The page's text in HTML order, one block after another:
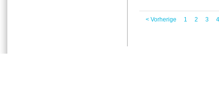
< Vorherige 1 2 3 4